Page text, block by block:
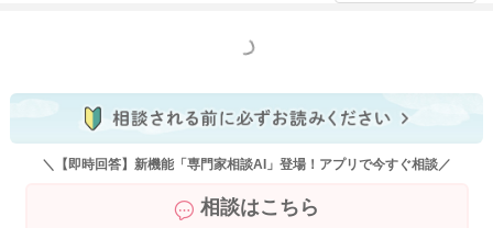
もっと見る
＼【即時回答】新機能「専門家相談AI」登場！アプリで今すぐ相談／
相談はこちら